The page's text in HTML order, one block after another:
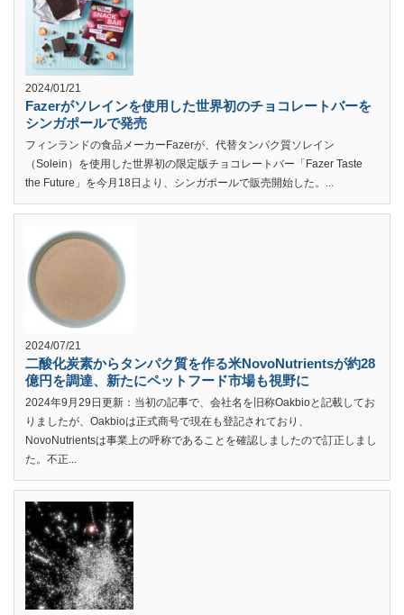
2024/01/21
Fazerがソレインを使用した世界初のチョコレートバーを
シンガポールで発売
フィンランドの食品メーカーFazerが、代替タンパク質ソレイン
（Solein）を使用した世界初の限定版チョコレートバー「Fazer Taste
the Future」を今月18日より、シンガポールで販売開始した。...
2024/07/21
二酸化炭素からタンパク質を作る米NovoNutrientsが約28
億円を調達、新たにペットフード市場も視野に
2024年9月29日更新：当初の記事で、会社名を旧称Oakbioと記載してお
りましたが、Oakbioは正式商号で現在も登記されており、
NovoNutrientsは事業上の呼称であることを確認しましたので訂正しまし
た。不正...